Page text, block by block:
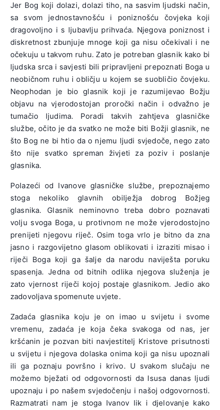
Jer Bog koji dolazi, dolazi tiho, na sasvim ljudski način,
sa svom jednostavnošću i poniznošću čovjeka koji
dragovoljno i s ljubavlju prihvaća. Njegova poniznost i
diskretnost zbunjuje mnoge koji ga nisu očekivali i ne
očekuju u takvom ruhu. Zato je potreban glasnik kako bi
ljudska srca i savjesti bili pripravljeni prepoznati Boga u
neobičnom ruhu i obličju u kojem se suobličio čovjeku.
Neophodan je bio glasnik koji je razumijevao Božju
objavu na vjerodostojan proročki način i odvažno je
tumačio ljudima. Poradi takvih zahtjeva glasničke
službe, očito je da svatko ne može biti Božji glasnik, ne
što Bog ne bi htio da o njemu ljudi svjedoče, nego zato
što nije svatko spreman živjeti za poziv i poslanje
glasnika.
Polazeći od Ivanove glasničke službe, prepoznajemo
stoga nekoliko glavnih obilježja dobrog Božjeg
glasnika. Glasnik neminovno treba dobro poznavati
volju svoga Boga, u protivnom ne može vjerodostojno
prenijeti njegovu riječ. Osim toga vrlo je bitno da zna
jasno i razgovijetno glasom oblikovati i izraziti misao i
riječi Boga koji ga šalje da narodu naviješta poruku
spasenja. Jedna od bitnih odlika njegova služenja je
zato vjernost riječi kojoj postaje glasnikom. Jedio ako
zadovoljava spomenute uvjete.
Zadaća glasnika koju je on imao u svijetu i svome
vremenu, zadaća je koja čeka svakoga od nas, jer
kršćanin je pozvan biti navjestitelj Kristove prisutnosti
u svijetu i njegova dolaska onima koji ga nisu upoznali
ili ga poznaju površno i krivo. U svakom slučaju ne
možemo bježati od odgovornosti da Isusa danas ljudi
upoznaju i po našem svjedočenju i našoj odgovornosti.
Razmatrati nam je stoga Ivanov lik i djelovanje kako